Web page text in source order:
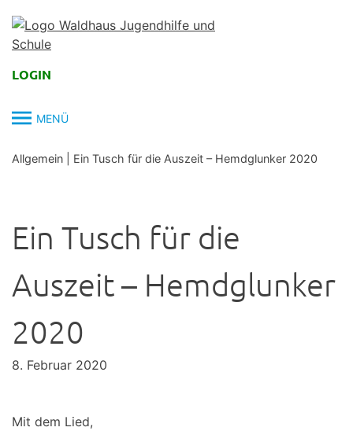
content
LOGIN
MENÜ
Allgemein Ein Tusch für die Auszeit – Hemdglunker 2020
Ein Tusch für die
Auszeit – Hemdglunker
2020
8. Februar 2020
Mit dem Lied,